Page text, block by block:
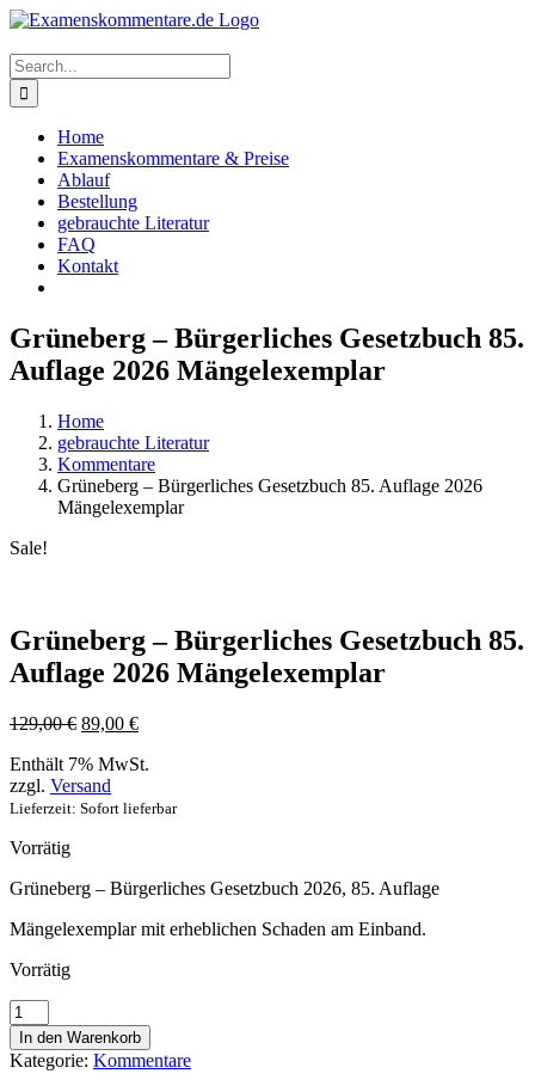
Skip
content
Search
for:
Home
Examenskommentare & Preise
Ablauf
Bestellung
gebrauchte Literatur
FAQ
Kontakt
Grüneberg – Bürgerliches Gesetzbuch 85.
Auflage 2026 Mängelexemplar
Home
gebrauchte Literatur
Kommentare
Grüneberg – Bürgerliches Gesetzbuch 85. Auflage 2026
Mängelexemplar
Sale!
Grüneberg – Bürgerliches Gesetzbuch 85.
Auflage 2026 Mängelexemplar
129,00€ Ursprünglicher
war:
129,00 €
89,00 €Aktueller
ist:
Enthält 7% MwSt.
zzgl. Versand
Lieferzeit: Sofort lieferbar
Vorrätig
Grüneberg – Bürgerliches Gesetzbuch 2026, 85. Auflage
Mängelexemplar mit erheblichen Schaden am Einband.
Vorrätig
Grüneberg
-
Bürgerliches
Gesetzbuch
In den Warenkorb
Kategorie: Kommentare